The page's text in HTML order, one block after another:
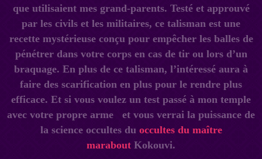
que utilisaient mes grand-parents. Testé et approuvé
par les civils et les militaires, ce talisman est une
recette mystérieuse conçu pour empêcher les balles de
pénétrer dans votre corps en cas de tir ou lors d’un
braquage. En plus de ce talisman, l’intéressé aura à
faire des scarification en plus pour le rendre plus
efficace. Et si vous voulez un test passé à mon temple
avec votre propre arme et vous verrai la puissance de
la science occultes du occultes du maître
marabout Kokouvi.